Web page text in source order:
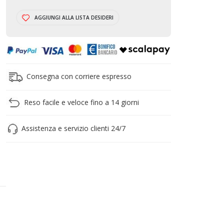
AGGIUNGI ALLA LISTA DESIDERI
Consegna con corriere espresso
Reso facile e veloce fino a 14 giorni
Assistenza e servizio clienti 24/7